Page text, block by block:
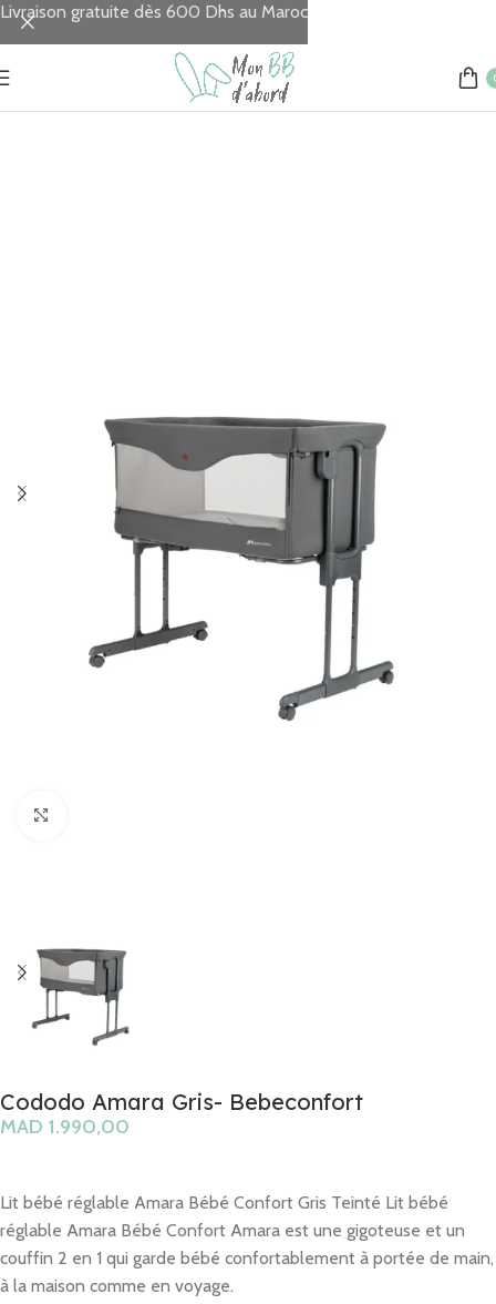
Accueil Chambre & Sommeil Parures de lit
Cododo Amara Gris- Bebeconfort
MAD
Lit bébé réglable Amara Bébé Confort Gris Teinté Lit bébé
réglable Amara Bébé Confort Amara est une gigoteuse et un
couffin 2 en 1 qui garde bébé confortablement à portée de main,
à la maison comme en voyage.
Livraison gratuite dès 600 Dhs au Maroc